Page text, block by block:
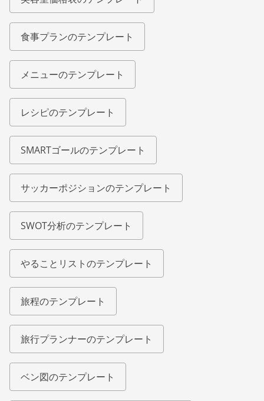
食事プランのテンプレート
メニューのテンプレート
レシピのテンプレート
SMARTゴールのテンプレート
サッカーポジションのテンプレート
SWOT分析のテンプレート
やることリストのテンプレート
旅程のテンプレート
旅行プランナーのテンプレート
ベン図のテンプレート